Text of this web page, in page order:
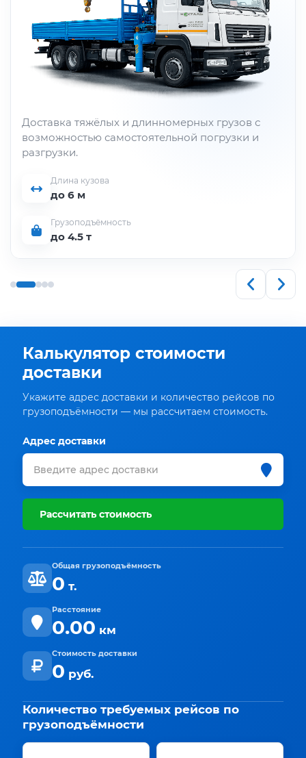
Доставка тяжёлых и длинномерных грузов с
возможностью самостоятельной погрузки и
разгрузки.
Длина кузова
до 6 м
Грузоподъёмность
до 4.5 т
Калькулятор стоимости
доставки
Укажите адрес доставки и количество рейсов по
грузоподъёмности — мы рассчитаем стоимость.
Адрес доставки
Рассчитать стоимость
Общая грузоподъёмность
0 т.
Расстояние
0.00 км
Стоимость доставки
0 руб.
Количество требуемых рейсов по
грузоподъёмности